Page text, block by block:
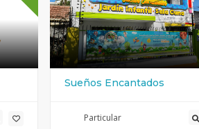
Sueños Encantados
Particular